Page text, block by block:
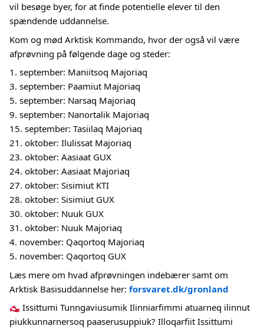
vil besøge byer, for at finde potentielle elever til den
spændende uddannelse.
Kom og mød Arktisk Kommando, hvor der også vil være
afprøvning på følgende dage og steder:
1. september: Maniitsoq Majoriaq
3. september: Paamiut Majoriaq
5. september: Narsaq Majoriaq
9. september: Nanortalik Majoriaq
15. september: Tasiilaq Majoriaq
21. oktober: Ilulissat Majoriaq
23. oktober: Aasiaat GUX
24. oktober: Aasiaat Majoriaq
27. oktober: Sisimiut KTI
28. oktober: Sisimiut GUX
30. oktober: Nuuk GUX
31. oktober: Nuuk Majoriaq
4. november: Qaqortoq Majoriaq
5. november: Qaqortoq GUX
Læs mere om hvad afprøvningen indebærer samt om
Arktisk Basisuddannelse her: forsvaret.dk/gronland
Issittumi Tunngaviusumik Ilinniarfimmi atuarneq ilinnut
piukkunnarnersoq paaserusuppiuk? Illoqarfiit Issittumi